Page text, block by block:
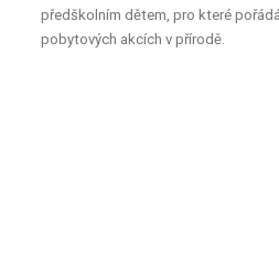
předškolním dětem, pro které
pobytových akcích v přírodě.